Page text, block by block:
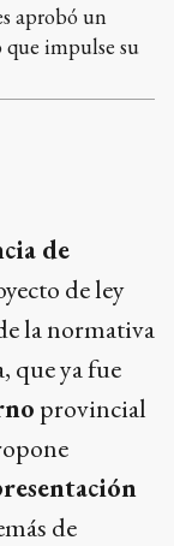
aprobó un
impulse su
de
de ley
la normativa
que ya fue
provincial
de